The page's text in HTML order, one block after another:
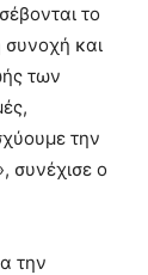
το
συνοχή και
των
την
συνέχισε ο
την